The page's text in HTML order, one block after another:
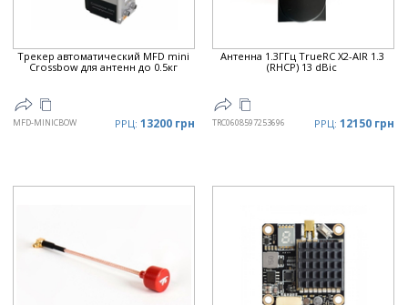
Трекер автоматический MFD mini
Crossbow для антенн до 0.5кг
MFD-MINICBOW РРЦ: 13200 грн
Антенна 1.3ГГц TrueRC X2-AIR 1.3
(RHCP) 13 dBic
TRC0608597253696 РРЦ: 12150 грн